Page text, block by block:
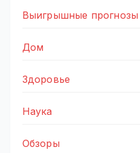
Выигрышные прогнозы
Дом
Здоровье
Наука
Обзоры